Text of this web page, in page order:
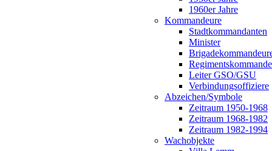
1960er Jahre
Kommandeure
Stadtkommandanten
Minister
Leiter GSO/GSU
Verbindungsoffiziere
Abzeichen/Symbole
Zeitraum 1950-1968
Zeitraum 1968-1982
Zeitraum 1982-1994
Wachobjekte